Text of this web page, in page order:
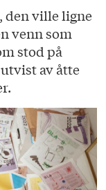
den ville ligne
venn som
stod på
av åtte